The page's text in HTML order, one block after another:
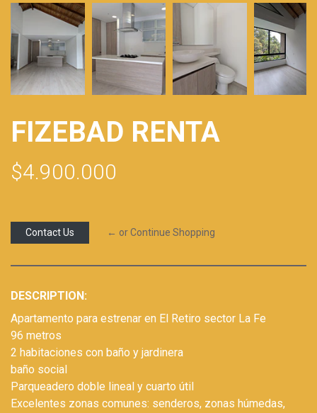
FIZEBAD RENTA
$4.900.000
Contact Us ← or Continue Shopping
DESCRIPTION:
Apartamento para estrenar en El Retiro sector La Fe
96 metros
2 habitaciones con baño y jardinera
baño social
Parqueadero doble lineal y cuarto útil
Excelentes zonas comunes: senderos, zonas húmedas,